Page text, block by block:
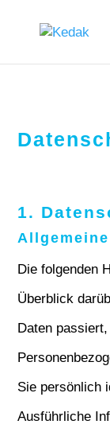
1.
Die folgenden
Überblick
Daten
Sie persönlich
Ausführliche